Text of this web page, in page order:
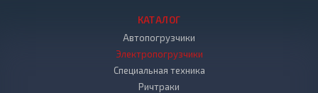
КАТАЛОГ
Автопогрузчики
Электропогрузчики
Специальная техника
Ричтраки